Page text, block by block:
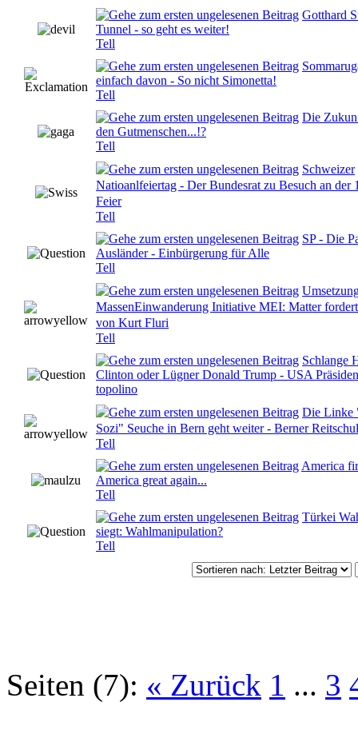
Gotthard
Tunnel - so geht es weiter!
Tell
0 Bewertung(en) - 0 von 5 durchschnittlich
einfach davon - So nicht Simonetta!
Tell
0 Bewertung(en) - 0 von 5 durchschnittlich
Die
den Gutmenschen...!?
Tell
0 Bewertung(en) - 0 von 5 durchschnittlich
Schweizer
Natioanlfeiertag - Der Bundesrat zu Besuch an der
Feier
Tell
0 Bewertung(en) - 0 von 5 durchschnittlich
SP - Die
Ausländer - Einbürgerung für Alle
Tell
0 Bewertung(en) - 0 von 5 durchschnittlich
MassenEinwanderung Initiative MEI: Matter
von Kurt Fluri
Tell
0 Bewertung(en) - 0 von 5 durchschnittlich
Schlange
Clinton oder Lügner Donald Trump - USA
topolino
0 Bewertung(en) - 0 von 5 durchschnittlich
Die Linke
Sozi" Seuche in Bern geht weiter - Berner
Tell
0 Bewertung(en) - 0 von 5 durchschnittlich
America
America great again...
Tell
0 Bewertung(en) - 0 von 5 durchschnittlich
Türkei
siegt: Wahlmanipulation?
Tell
0 Bewertung(en) - 0 von 5 durchschnittlich
Seiten (7): « Zurück 1 ... 3